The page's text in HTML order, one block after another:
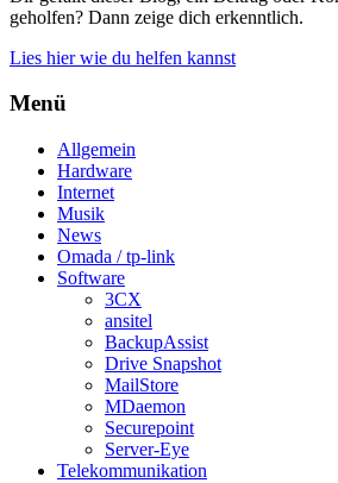
geholfen? Dann zeige dich erkenntlich.
Lies hier wie du helfen kannst
Menü
Allgemein
Hardware
Internet
Musik
News
Omada / tp-link
Software
3CX
ansitel
BackupAssist
Drive Snapshot
MailStore
MDaemon
Securepoint
Server-Eye
Telekommunikation